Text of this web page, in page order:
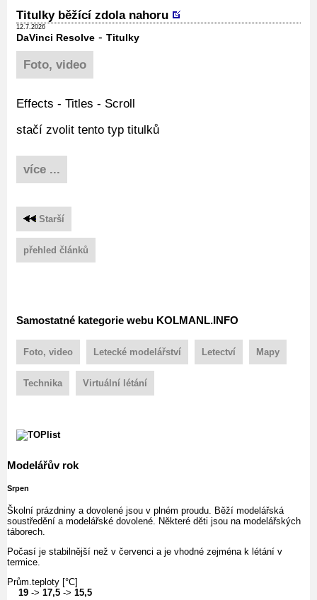
Titulky běžící zdola nahoru
12.7.2026
DaVinci Resolve - Titulky
Foto, video
Effects - Titles - Scroll
stačí zvolit tento typ titulků
více ...
Starší
přehled článků
Samostatné kategorie webu KOLMANL.INFO
Foto, video Letecké modelářství Letectví Mapy
Technika Virtuální létání
Modelářův rok
Srpen
Školní prázdniny a dovolené jsou v plném proudu. Běží modelářská
soustředění a modelářské dovolené. Některé děti jsou na modelářských
táborech.
Počasí je stabilnější než v červenci a je vhodné zejména k létání v
termice.
Prům.teploty [°C]
19 -> 17,5 -> 15,5